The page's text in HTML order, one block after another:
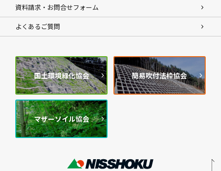
資料請求・お問合せフォーム
よくあるご質問
国土環境緑化協会 簡易吹付法枠協会
マザーソイル協会